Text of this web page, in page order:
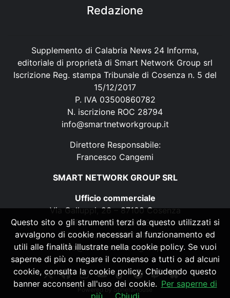
Redazione
Supplemento di Calabria News 24 Informa,
editoriale di proprietà di Smart Network Group srl
Iscrizione Reg. stampa Tribunale di Cosenza n. 5 del
15/12/2017
P. IVA 03500860782
N. iscrizione ROC 28794
info@smartnetworkgroup.it
Direttore Responsabile:
Francesco Cangemi
SMART NETWORK GROUP SRL
Ufficio commerciale
Via Galluppi, 26 – 87100 Cosenza
P. IVA 03500860782
N. iscrizione ROC 28794
info@smartnetworkgroup.it
Powered by SpheraHouse
Questo sito o gli strumenti terzi da questo utilizzati si
avvalgono di cookie necessari al funzionamento ed
utili alle finalità illustrate nella cookie policy. Se vuoi
saperne di più o negare il consenso a tutti o ad alcuni
cookie, consulta la cookie policy. Chiudendo questo
banner acconsenti all'uso dei cookie. Per saperne di
più
Chiudi